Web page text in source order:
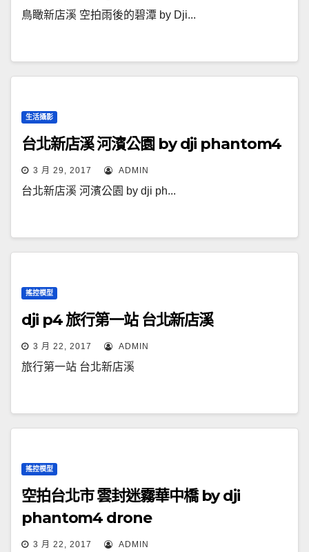
鳥瞰新店溪 空拍雨後的碧潭 by Dji...
生活攝影
台北新店溪 河濱公園 by dji phantom4
3 月 29, 2017 ADMIN
台北新店溪 河濱公園 by dji ph...
搖控模型
dji p4 旅行第一站 台北新店溪
3 月 22, 2017 ADMIN
旅行第一站 台北新店溪
搖控模型
空拍台北市 雲封迷霧華中橋 by dji
phantom4 drone
3 月 22, 2017 ADMIN